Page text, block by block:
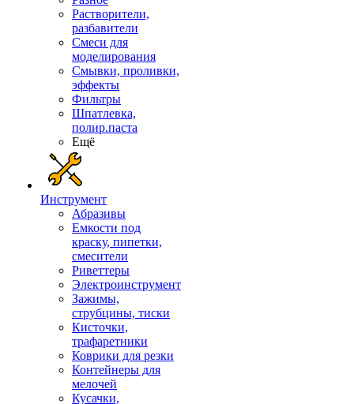
Растворители,
разбавители
Смеси для
моделирования
Смывки, проливки,
эффекты
Фильтры
Шпатлевка,
полир.паста
Ещё
Инструмент
Абразивы
Емкости под
краску, пипетки,
смесители
Риветтеры
Электроинструмент
Зажимы,
струбцины, тиски
Кисточки,
трафаретники
Коврики для резки
Контейнеры для
мелочей
Кусачки,